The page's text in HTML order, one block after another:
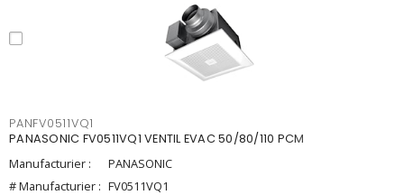
PANFV0511VQ1
PANASONIC FV0511VQ1 VENTIL EVAC 50/80/110 PCM
Manufacturier :
PANASONIC
# Manufacturier : FV0511VQ1